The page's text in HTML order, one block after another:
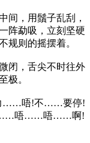
，用鬚子乱刮，
阵勐吸，立刻坚硬
规则的摇摆着。
闭，舌尖不时往外
极。
唔!不……要停!
唔……唔……啊!